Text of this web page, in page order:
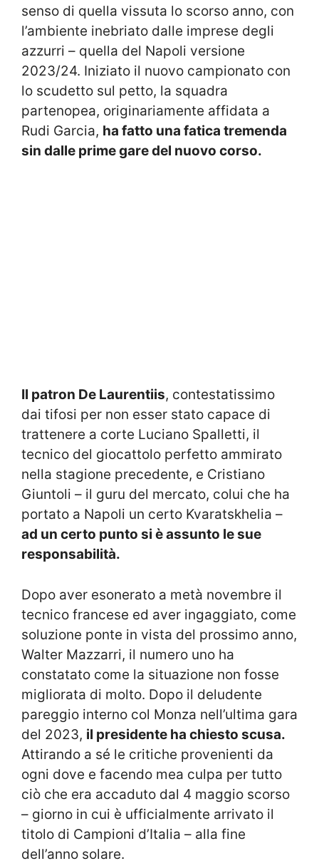
senso di quella vissuta lo scorso anno, con
l’ambiente inebriato dalle imprese degli
azzurri – quella del Napoli versione
2023/24. Iniziato il nuovo campionato con
lo scudetto sul petto, la squadra
partenopea, originariamente affidata a
Rudi Garcia, ha fatto una fatica tremenda
sin dalle prime gare del nuovo corso.
Il patron De Laurentiis, contestatissimo
dai tifosi per non esser stato capace di
trattenere a corte Luciano Spalletti, il
tecnico del giocattolo perfetto ammirato
nella stagione precedente, e Cristiano
Giuntoli – il guru del mercato, colui che ha
portato a Napoli un certo Kvaratskhelia –
ad un certo punto si è assunto le sue
responsabilità.
Dopo aver esonerato a metà novembre il
tecnico francese ed aver ingaggiato, come
soluzione ponte in vista del prossimo anno,
Walter Mazzarri, il numero uno ha
constatato come la situazione non fosse
migliorata di molto. Dopo il deludente
pareggio interno col Monza nell’ultima gara
del 2023, il presidente ha chiesto scusa.
Attirando a sé le critiche provenienti da
ogni dove e facendo mea culpa per tutto
ciò che era accaduto dal 4 maggio scorso
– giorno in cui è ufficialmente arrivato il
titolo di Campioni d’Italia – alla fine
dell’anno solare.